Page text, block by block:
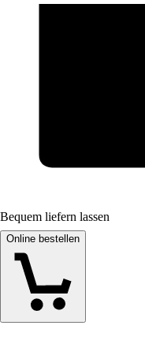
Bequem liefern lassen
Online bestellen